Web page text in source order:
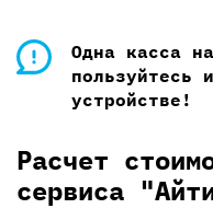
Одна касса
пользуйтесь
устройстве!
Расчет
сервиса